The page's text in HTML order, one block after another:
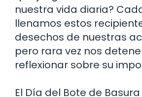
nuestra vida diaria?
llenamos estos
desechos de nuestras
pero rara vez nos
reflexionar sobre su
El Día del Bote de